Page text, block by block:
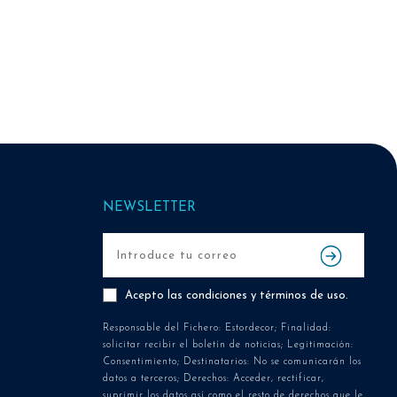
NEWSLETTER
Acepto las condiciones y términos de uso.
Responsable del Fichero: Estordecor; Finalidad:
solicitar recibir el boletín de noticias; Legitimación:
Consentimiento; Destinatarios: No se comunicarán los
datos a terceros; Derechos: Acceder, rectificar,